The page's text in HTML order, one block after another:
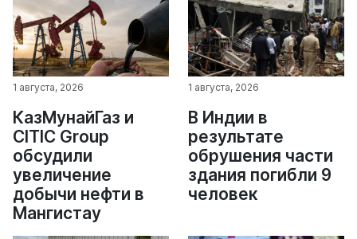
1 августа, 2026
КазМунайГаз и
CITIC Group
обсудили
увеличение
добычи нефти в
Мангистау
1 августа, 2026
В Индии в
результате
обрушения части
здания погибли 9
человек